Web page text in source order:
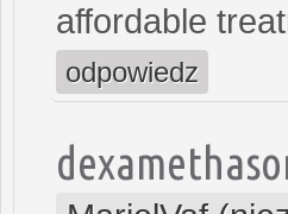
affordable
odpowiedz